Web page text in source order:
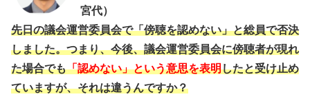
宮代）
先日の議会運営委員会で「傍聴を認めない」と総員で否決
しました。つまり、今後、議会運営委員会に傍聴者が現れ
た場合でも「認めない」という意思を表明したと受け止め
ていますが、それは違うんですか？